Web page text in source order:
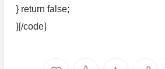
} return false;
}[/code]